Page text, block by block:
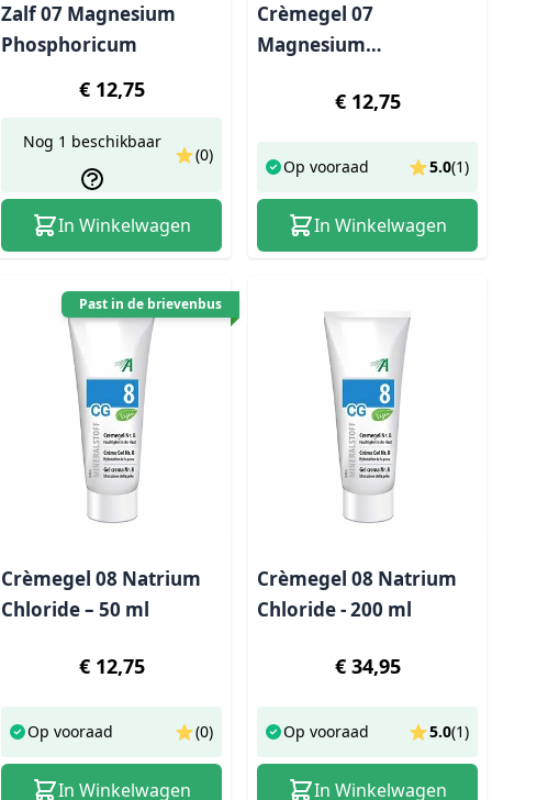
Zalf 07 Magnesium
Phosphoricum
€ 12,75
Nog 1 beschikbaar
(0)
In Winkelwagen
Crèmegel 07
Magnesium
€ 12,75
Op vooraad 5.0(1)
In Winkelwagen
Past in de brievenbus
Crèmegel 08 Natrium
Chloride – 50 ml
€ 12,75
Op vooraad (0)
In Winkelwagen
Crèmegel 08 Natrium
Chloride - 200 ml
€ 34,95
Op vooraad 5.0(1)
In Winkelwagen